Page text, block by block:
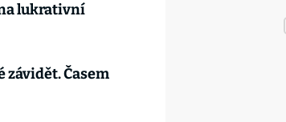
lukrativní
závidět. Časem